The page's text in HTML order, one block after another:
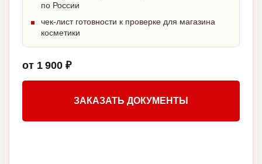
по России
чек-лист готовности к проверке для магазина
косметики
от 1 900 ₽
ЗАКАЗАТЬ ДОКУМЕНТЫ